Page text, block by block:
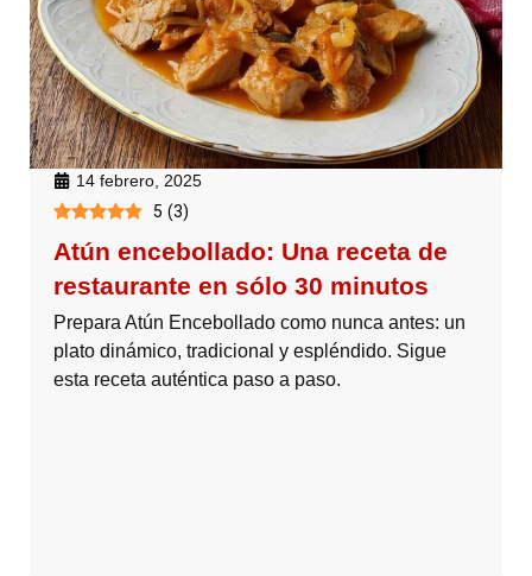
14 febrero, 2025
5 (3)
Atún encebollado: Una receta de
restaurante en sólo 30 minutos
Prepara Atún Encebollado como nunca antes: un
plato dinámico, tradicional y espléndido. Sigue
esta receta auténtica paso a paso.